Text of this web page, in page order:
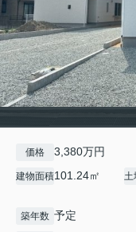
価格 3,380万円
建物面積101.24㎡ 土
築年数 予定